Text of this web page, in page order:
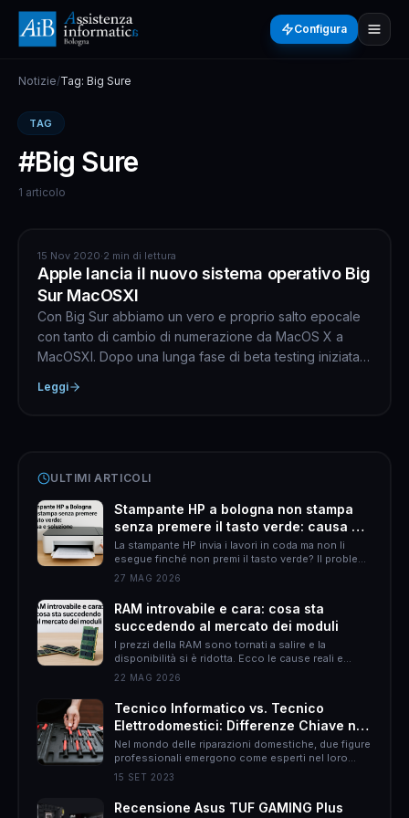
Configura
Notizie/Tag: Big Sure
TAG
#Big Sure
1 articolo
APPLE
15 Nov 2020·2 min di lettura
Apple lancia il nuovo sistema operativo Big
Sur MacOSXI
Con Big Sur abbiamo un vero e proprio salto epocale
con tanto di cambio di numerazione da MacOS X a
MacOSXI. Dopo una lunga fase di beta testing iniziata a
Leggi
ULTIMI ARTICOLI
Stampante HP a bologna non stampa
senza premere il tasto verde: causa e
soluzione
La stampante HP invia i lavori in coda ma non li
esegue finché non premi il tasto verde? Il problema
è quasi sempre HP Smart. Ecco come risolverlo
27 MAG 2026
RAM introvabile e cara: cosa sta
succedendo al mercato dei moduli
I prezzi della RAM sono tornati a salire e la
disponibilità si è ridotta. Ecco le cause reali e
come muoversi per non spendere il doppio.
22 MAG 2026
Tecnico Informatico vs. Tecnico
Elettrodomestici: Differenze Chiave nel
Mondo delle Riparazioni Domestiche
Nel mondo delle riparazioni domestiche, due figure
professionali emergono come esperti nel loro
campo: il tecnico informatico e il tecnico
l&#8217;obiettivo di risolvere problemi, le loro
responsabilità, approcci e persino il rapporto con
15 SET 2023
Recensione Asus TUF GAMING Plus